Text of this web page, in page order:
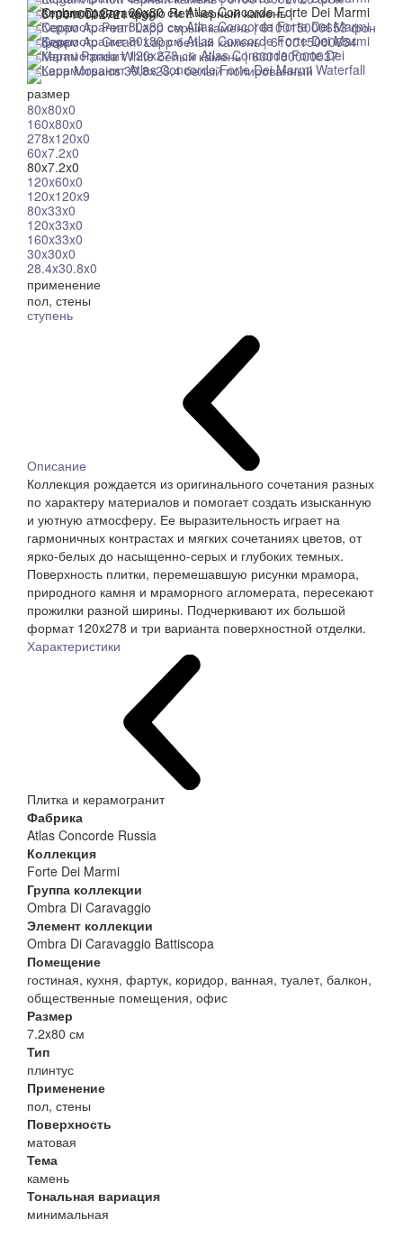
размер
80x80x0
160x80x0
278x120x0
60x7.2x0
80x7.2x0
120x60x0
120x120x9
80x33x0
120x33x0
160x33x0
30x30x0
28.4x30.8x0
применение
пол, стены
ступень
Описание
Коллекция рождается из оригинального сочетания разных
по характеру материалов и помогает создать изысканную
и уютную атмосферу. Ее выразительность играет на
гармоничных контрастах и мягких сочетаниях цветов, от
ярко-белых до насыщенно-серых и глубоких темных.
Поверхность плитки, перемешавшую рисунки мрамора,
природного камня и мраморного агломерата, пересекают
прожилки разной ширины. Подчеркивают их большой
формат 120x278 и три варианта поверхностной отделки.
Характеристики
Плитка и керамогранит
Фабрика
Atlas Concorde Russia
Коллекция
Forte Dei Marmi
Группа коллекции
Ombra Di Caravaggio
Элемент коллекции
Ombra Di Caravaggio Battiscopa
Помещение
гостиная, кухня, фартук, коридор, ванная, туалет, балкон,
общественные помещения, офис
Размер
7.2x80 см
Тип
плинтус
Применение
пол, стены
Поверхность
матовая
Тема
камень
Тональная вариация
минимальная